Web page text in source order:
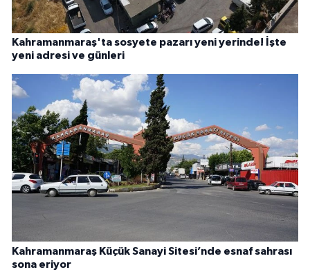
Kahramanmaraş'ta sosyete pazarı yeni yerinde! İşte
yeni adresi ve günleri
Kahramanmaraş Küçük Sanayi Sitesi’nde esnaf sahrası
sona eriyor